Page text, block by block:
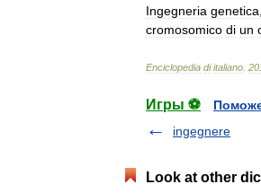
Ingegneria genetica
cromosomico di un
Enciclopedia di italiano
Игры ⚽
ingegnere
Look at other